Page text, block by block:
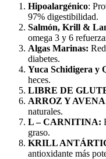
Hipoalargénico:
97% digestibilidad.
Salmón, Krill &
omega 3 y 6
Algas Marinas:
diabetes.
Yuca Schidigera y
heces.
LIBRE DE
ARROZ Y
naturales.
L – CARNITINA:
graso.
KRILL
antioxidante más